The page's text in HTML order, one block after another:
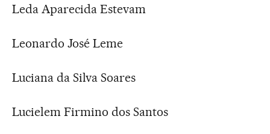
Leda Aparecida Estevam
Leonardo José Leme
Luciana da Silva Soares
Lucielem Firmino dos Santos